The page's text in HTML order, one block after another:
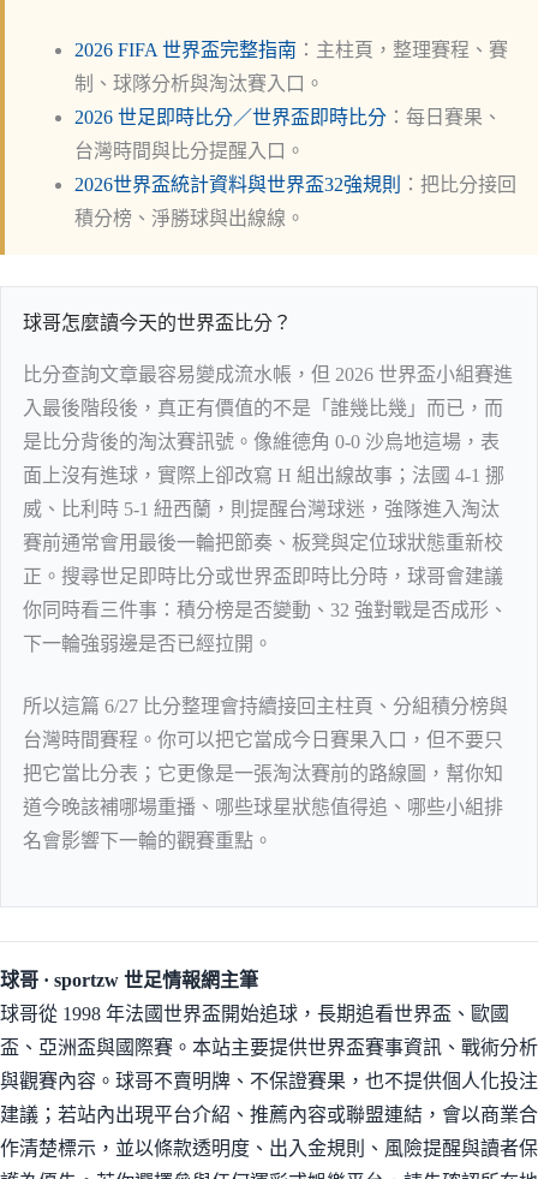
2026 FIFA 世界盃完整指南 ：主柱頁，整理賽程、賽
制、球隊分析與淘汰賽入口。
2026 世足即時比分／世界盃即時比分 ：每日賽果、
台灣時間與比分提醒入口。
2026世界盃統計資料與世界盃32強規則
：把比分接回
積分榜、淨勝球與出線線。
球哥怎麼讀今天的世界盃比分？
比分查詢文章最容易變成流水帳，但 2026 世界盃小組賽進
入最後階段後，真正有價值的不是「誰幾比幾」而已，而
是比分背後的淘汰賽訊號。像維德角 0-0 沙烏地這場，表
面上沒有進球，實際上卻改寫 H 組出線故事；法國 4-1 挪
威、比利時 5-1 紐西蘭，則提醒台灣球迷，強隊進入淘汰
賽前通常會用最後一輪把節奏、板凳與定位球狀態重新校
正。搜尋世足即時比分或世界盃即時比分時，球哥會建議
你同時看三件事：積分榜是否變動、32 強對戰是否成形、
下一輪強弱邊是否已經拉開。
所以這篇 6/27 比分整理會持續接回主柱頁、分組積分榜與
台灣時間賽程。你可以把它當成今日賽果入口，但不要只
把它當比分表；它更像是一張淘汰賽前的路線圖，幫你知
道今晚該補哪場重播、哪些球星狀態值得追、哪些小組排
名會影響下一輪的觀賽重點。
球哥 · sportzw 世足情報網主筆
球哥從 1998 年法國世界盃開始追球，長期追看世界盃、歐國
盃、亞洲盃與國際賽。本站主要提供世界盃賽事資訊、戰術分析
與觀賽內容。球哥不賣明牌、不保證賽果，也不提供個人化投注
建議；若站內出現平台介紹、推薦內容或聯盟連結，會以商業合
作清楚標示，並以條款透明度、出入金規則、風險提醒與讀者保